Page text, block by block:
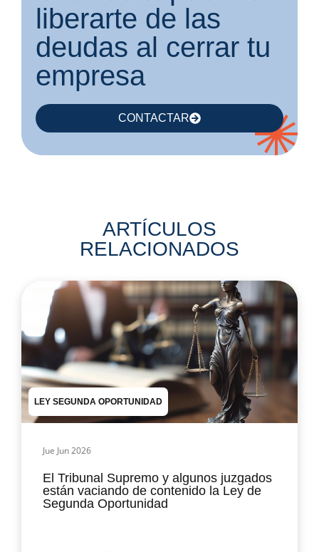
liberarte de las
deudas al cerrar tu
empresa
CONTACTAR
ARTÍCULOS
RELACIONADOS
LEY SEGUNDA OPORTUNIDAD
Jue Jun 2026
El Tribunal Supremo y algunos juzgados
están vaciando de contenido la Ley de
Segunda Oportunidad